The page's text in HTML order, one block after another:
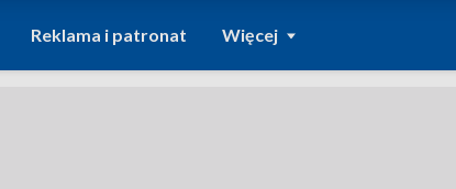
Reklama i patronat Więcej